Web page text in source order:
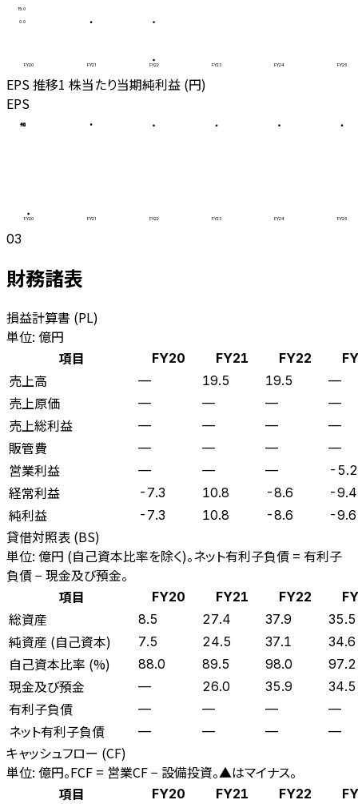
0.0
15.0
FY20 FY21 FY22 FY23 FY24 FY25
EPS 推移1 株当たり当期純利益 (円)
EPS
0
15
30
45
60
FY20 FY21 FY22 FY23 FY24 FY25
03
財務諸表
損益計算書 (PL)
単位: 億円
項目
FY20 FY21 FY22
売上高 — 19.5 19.5 —
売上原価 — — — —
売上総利益 — — — —
販管費 — — — —
営業利益 — — — -5.2
経常利益 -7.3 10.8 -8.6 -9.4
純利益 -7.3 10.8 -8.6 -9.6
貸借対照表 (BS)
単位: 億円 (自己資本比率を除く)。ネット有利子負債 = 有利子
負債 − 現金及び預金。
項目
FY20 FY21 FY22
総資産 8.5 27.4 37.9 35.5
純資産 (自己資本) 7.5 24.5 37.1 34.6
自己資本比率 (%) 88.0 89.5 98.0 97.2
現金及び預金 — 26.0 35.9 34.5
有利子負債 — — — —
ネット有利子負債 — — — —
キャッシュフロー (CF)
単位: 億円。FCF = 営業CF − 設備投資。▲はマイナス。
項目
FY20 FY21 FY22